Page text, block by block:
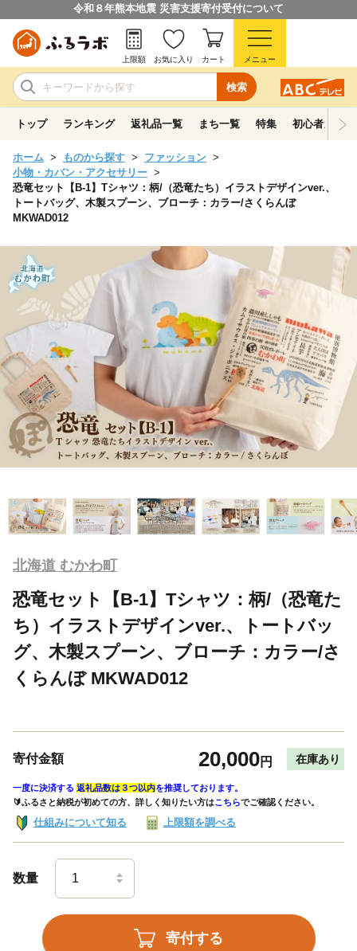
令和８年熊本地震 災害支援寄付受付について
検索
上限額 お気に入り カート メニュー
トップ ランキング 返礼品一覧 まち一覧 特集 初心者ガイド
ホーム ものから探す
ファッション
小物・カバン・アクセサリー
恐竜セット【B-1】Tシャツ：柄/（恐竜たち）イラストデザインver.、
トートバッグ、木製スプーン、ブローチ：カラー/さくらんぼ
MKWAD012
北海道 むかわ町
恐竜セット【B-1】Tシャツ：柄/（恐竜た
ち）イラストデザインver.、トートバッ
グ、木製スプーン、ブローチ：カラー/さ
くらんぼ MKWAD012
寄付金額 20,000円 在庫あり
一度に決済する 返礼品数は３つ以内を推奨しております。
🔰ふるさと納税が初めての方、詳しく知りたい方はこちらでご確認ください。
仕組みについて知る 上限額を調べる
数量
寄付する